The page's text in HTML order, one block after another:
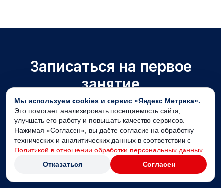
Мы используем cookies и сервис «Яндекс Метрика».
Это помогает анализировать посещаемость сайта,
улучшать его работу и повышать качество сервисов.
Нажимая «Согласен», вы даёте согласие на обработку
технических и аналитических данных в соответствии с
Политикой в отношении обработки персональных данных
Отказаться
Согласен
Записаться на первое
занятие
Оставьте заявку — мы уточним
ваш опыт, задачу и подберем
удобный формат занятия.